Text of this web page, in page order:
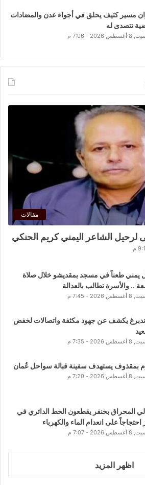
مسير كثيف يحلق في أجواء عدن والمضادات
تتصدى له
2026 - 7:06 م
مقالات
لرحيل الشاعر اليمني كريم الحنكي
يمني طعناً في مسجد بمقديشو خلال صلاة
.. والأسرة تطالب بالعدالة
2026 - 7:45 م
يكشف عن جهود مكثفة واتصالات لخفض
2026 - 7:35 م
بمقذوف يستهدف سفينة قبالة سواحل عُمان
2026 - 7:20 م
المحراق بخنفر يقطعون الخط الدائري في
احتجاجاً على انعدام الماء والكهرباء
2026 - 7:07 م
اظهر المزيد